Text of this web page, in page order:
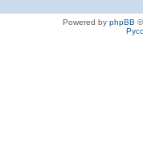
Powered by phpBB